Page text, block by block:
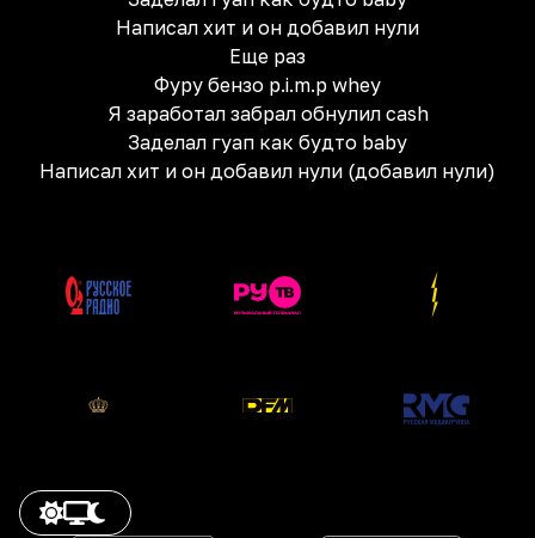
Написал хит и он добавил нули
Еще раз
Фуру бензо p.i.m.p whey
Я заработал забрал обнулил cash
Заделал гуап как будто baby
Написал хит и он добавил нули (добавил нули)